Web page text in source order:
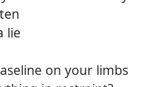
lie
on your limbs